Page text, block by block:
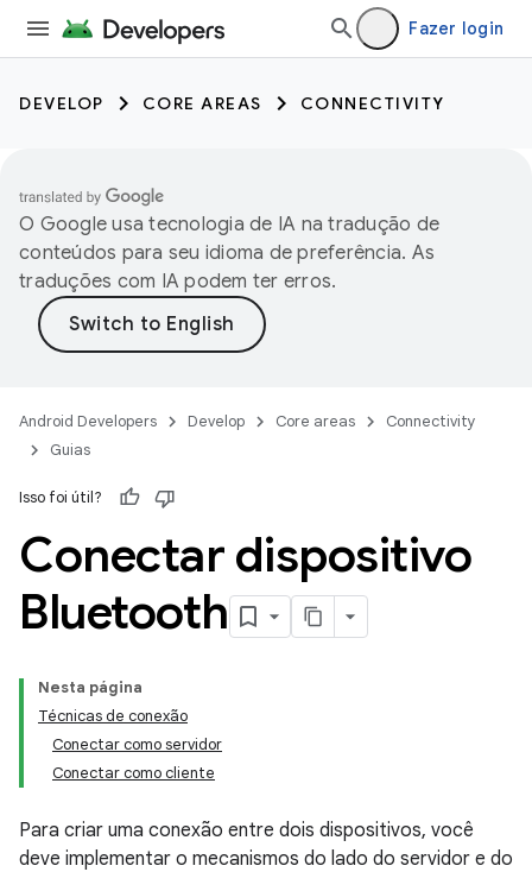
Fazer login
DEVELOP CORE AREAS CONNECTIVITY
O Google usa tecnologia de IA na tradução de
conteúdos para seu idioma de preferência. As
traduções com IA podem ter erros.
Android Developers Develop Core areas
Connectivity
Guias
Isso foi útil?
Conectar dispositivo
Bluetooth
Nesta página
Técnicas de conexão
Conectar como servidor
Conectar como cliente
Para criar uma conexão entre dois dispositivos, você
deve implementar o mecanismos do lado do servidor e do